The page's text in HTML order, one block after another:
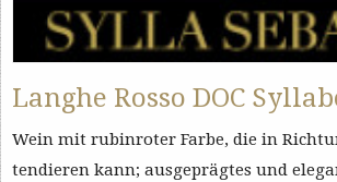
Langhe Rosso DOC
Wein mit rubinroter Farbe, die in
tendieren kann; ausgeprägtes und